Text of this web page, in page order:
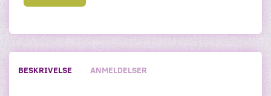
BESKRIVELSE ANMELDELSER